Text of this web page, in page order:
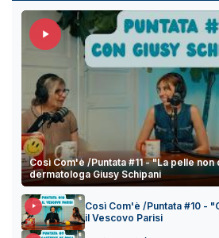
Così Com'è /Puntata #11 - "La pelle non
dermatologa Giusy Schipani
Così Com'è /Puntata #10 -
il Vescovo Parisi